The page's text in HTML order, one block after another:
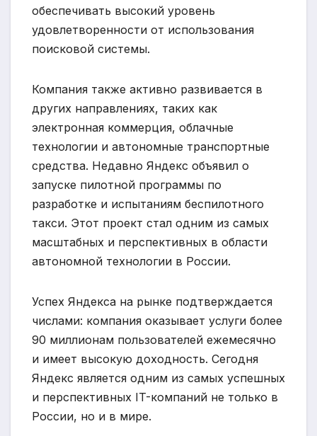
обеспечивать высокий уровень
удовлетворенности от использования
поисковой системы.
Компания также активно развивается в
других направлениях, таких как
электронная коммерция, облачные
технологии и автономные транспортные
средства. Недавно Яндекс объявил о
запуске пилотной программы по
разработке и испытаниям беспилотного
такси. Этот проект стал одним из самых
масштабных и перспективных в области
автономной технологии в России.
Успех Яндекса на рынке подтверждается
числами: компания оказывает услуги более
90 миллионам пользователей ежемесячно
и имеет высокую доходность. Сегодня
Яндекс является одним из самых успешных
и перспективных IT-компаний не только в
России, но и в мире.